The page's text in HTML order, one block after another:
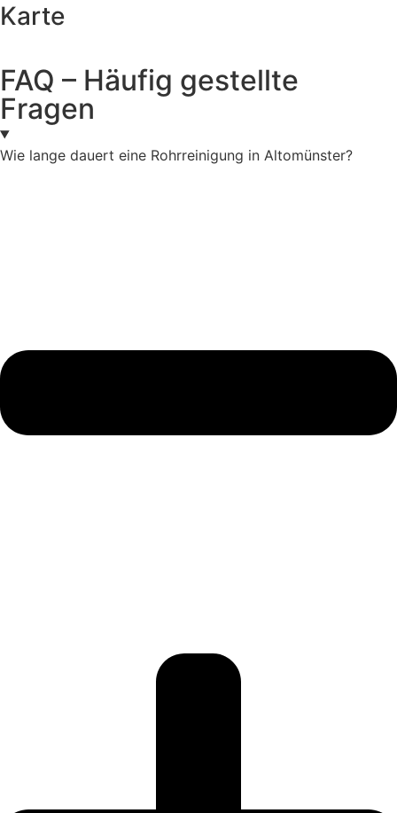
Karte
FAQ – Häufig gestellte
Fragen
Wie lange dauert eine Rohrreinigung in Altomünster?